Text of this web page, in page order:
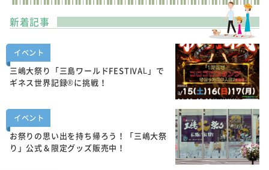
新着記事
イベント
三嶋大祭り「三島ワールドFESTIVAL」で
ギネス世界記録®に挑戦！
イベント
お祭りの思い出を持ち帰ろう！「三嶋大祭
り」公式＆限定グッズ販売中！